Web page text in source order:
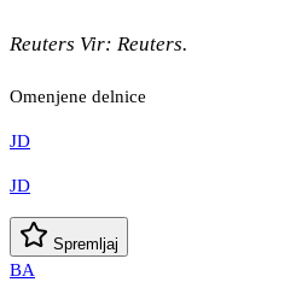
Reuters Vir: Reuters.
Omenjene delnice
JD
JD
Spremljaj
BA